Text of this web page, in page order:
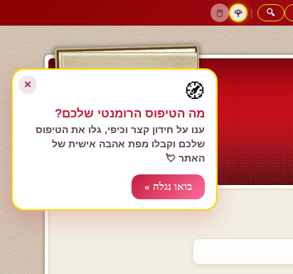
🔍
|
🌹
🖱️
הרשם עכשיו
התחבר